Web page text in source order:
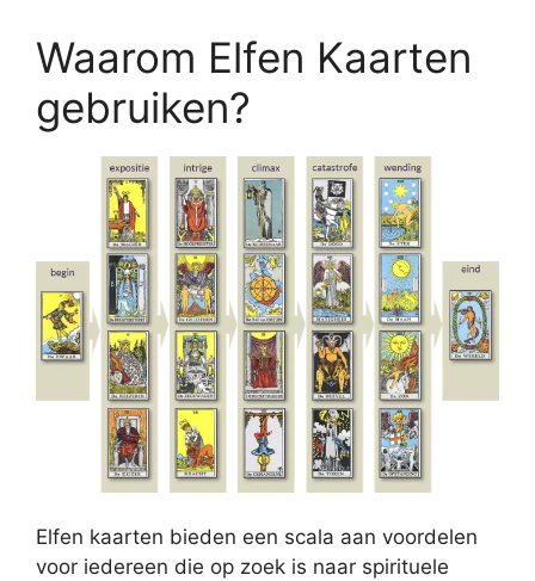
Waarom Elfen Kaarten
gebruiken?
Elfen kaarten bieden een scala aan voordelen
voor iedereen die op zoek is naar spirituele